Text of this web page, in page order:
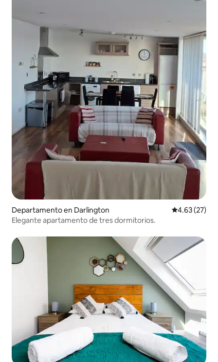
Departamento en Darlington Calificación
4.63 (27)
Elegante apartamento de tres dormitorios.